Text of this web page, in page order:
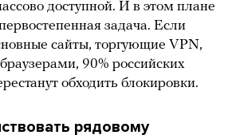
доступной. И в этом плане
задача. Если
сайты, торгующие VPN,
90% российских
обходить блокировки.
рядовому